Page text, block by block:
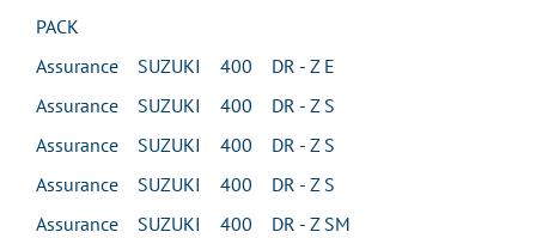
PACK
Assurance SUZUKI 400 DR - Z E
Assurance SUZUKI 400 DR - Z S
Assurance SUZUKI 400 DR - Z S
Assurance SUZUKI 400 DR - Z S
Assurance SUZUKI 400 DR - Z SM